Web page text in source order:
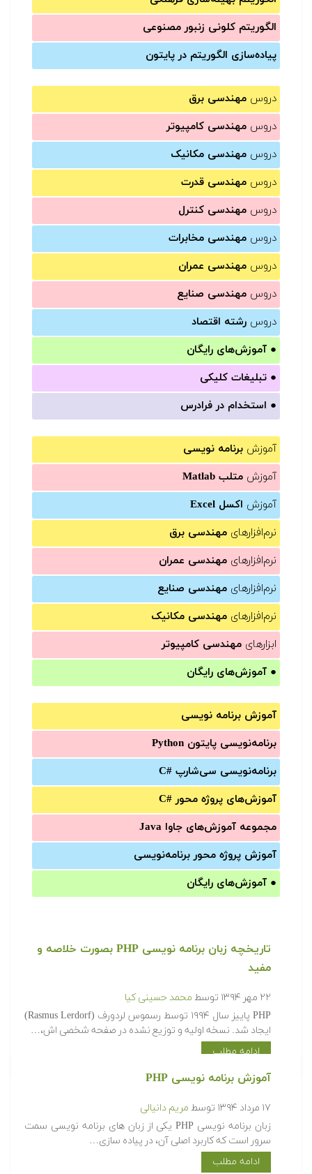
الگوریتم کلونی زنبور مصنوعی
پیاده‌سازی الگوریتم در پایتون
دروس مهندسی برق
دروس مهندسی کامپیوتر
دروس مهندسی مکانیک
دروس مهندسی قدرت
دروس مهندسی کنترل
دروس مهندسی مخابرات
دروس مهندسی عمران
دروس مهندسی صنایع
دروس رشته اقتصاد
● آموزش‌های رایگان
● تبلیغات کلیکی
● استخدام در فرادرس
آموزش برنامه نویسی
آموزش متلب Matlab
آموزش اکسل Excel
نرم‌افزارهای مهندسی برق
نرم‌افزارهای مهندسی عمران
نرم‌افزارهای مهندسی صنایع
نرم‌افزارهای مهندسی مکانیک
ابزارهای مهندسی کامپیوتر
● آموزش‌های رایگان
آموزش برنامه نویسی
برنامه‌نویسی پایتون Python
برنامه‌‌نویسی سی‌شارپ C#‎
آموزش‌های پروژه محور #C
مجموعه آموزش‌های جاوا Java
آموزش‌ پروژه محور برنامه‌نویسی
● آموزش‌های رایگان
تاریخچه زبان برنامه نویسی PHP بصورت خلاصه و
مفید
۲۲ مهر ۱۳۹۴ توسط محمد حسینی کیا
PHP پاییز سال ۱۹۹۴ توسط رسموس لردورف (Rasmus Lerdorf)
ایجاد شد. نسخه اولیه و توزیع نشده در صفحه شخصی اش،…
ادامه مطلب
آموزش برنامه نویسی PHP
۱۷ مرداد ۱۳۹۴ توسط مریم دانیالی
زبان برنامه نویسی PHP یکی از زبان های برنامه نویسی سمت
سرور است که کاربرد اصلی آن، در پیاده سازی…
ادامه مطلب